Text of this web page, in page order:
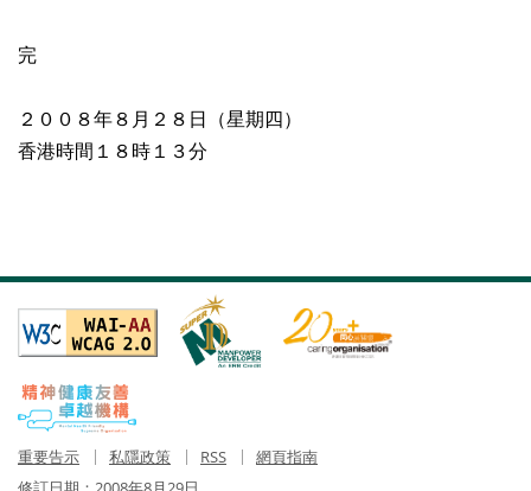
完
２００８年８月２８日（星期四）
香港時間１８時１３分
重要告示 私隱政策 RSS
網頁指南